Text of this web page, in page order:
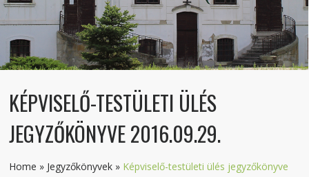
KÉPVISELŐ-TESTÜLETI ÜLÉS
JEGYZŐKÖNYVE 2016.09.29.
Home » Jegyzőkönyvek » Képviselő-testületi ülés jegyzőkönyve